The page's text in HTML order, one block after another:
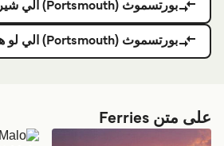
بورتسموث (Portsmouth) الي شيربورج (Cherbourg)
بورتسموث (Portsmouth) الي لو هافر (Le Havre)
على متن Ferries